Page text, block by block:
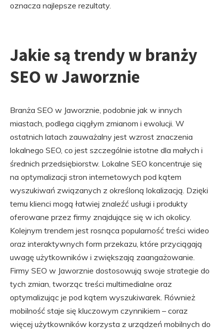
oznacza najlepsze rezultaty.
Jakie są trendy w branży
SEO w Jaworznie
Branża SEO w Jaworznie, podobnie jak w innych
miastach, podlega ciągłym zmianom i ewolucji. W
ostatnich latach zauważalny jest wzrost znaczenia
lokalnego SEO, co jest szczególnie istotne dla małych i
średnich przedsiębiorstw. Lokalne SEO koncentruje się
na optymalizacji stron internetowych pod kątem
wyszukiwań związanych z określoną lokalizacją. Dzięki
temu klienci mogą łatwiej znaleźć usługi i produkty
oferowane przez firmy znajdujące się w ich okolicy.
Kolejnym trendem jest rosnąca popularność treści wideo
oraz interaktywnych form przekazu, które przyciągają
uwagę użytkowników i zwiększają zaangażowanie.
Firmy SEO w Jaworznie dostosowują swoje strategie do
tych zmian, tworząc treści multimedialne oraz
optymalizując je pod kątem wyszukiwarek. Również
mobilność staje się kluczowym czynnikiem – coraz
więcej użytkowników korzysta z urządzeń mobilnych do